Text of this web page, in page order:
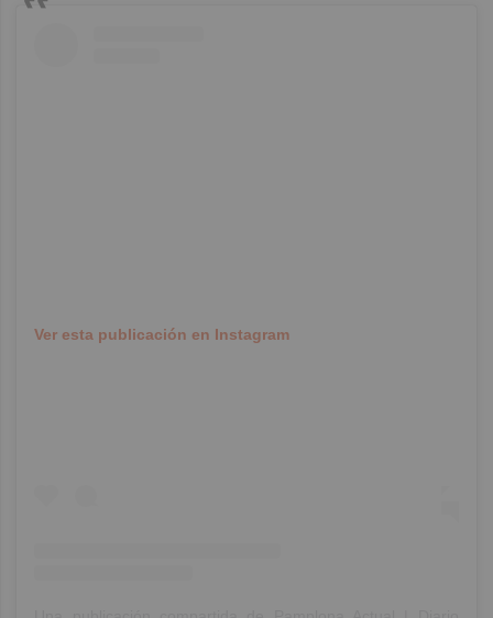
Ver esta publicación en Instagram